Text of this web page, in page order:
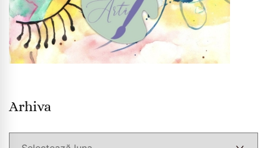
Arhiva